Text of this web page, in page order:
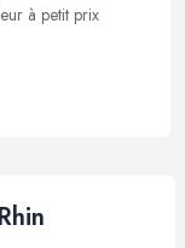
à petit prix